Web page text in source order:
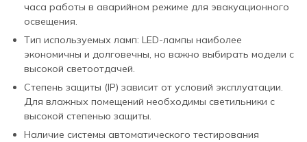
часа работы в аварийном режиме для эвакуационного
освещения.
Тип используемых ламп: LED-лампы наиболее
экономичны и долговечны, но важно выбирать модели с
высокой светоотдачей.
Степень защиты (IP) зависит от условий эксплуатации.
Для влажных помещений необходимы светильники с
высокой степенью защиты.
Наличие системы автоматического тестирования